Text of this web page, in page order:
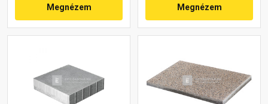
Megnézem Megnézem